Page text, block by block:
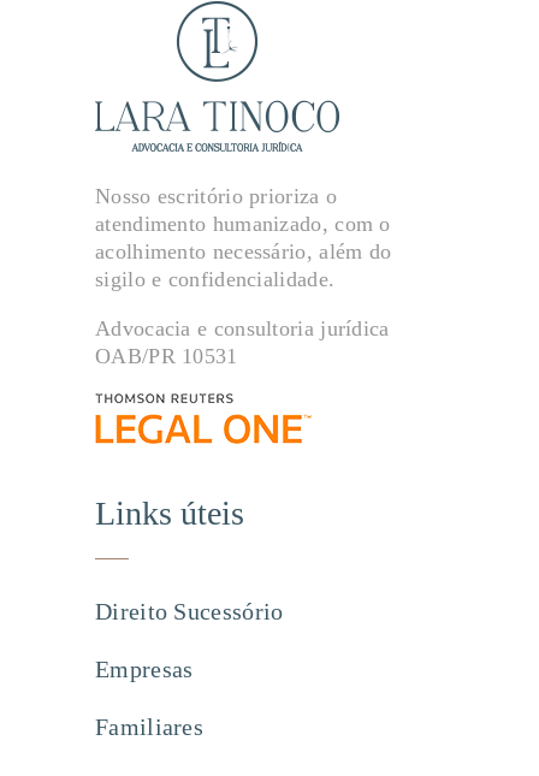
Nosso escritório prioriza o
atendimento humanizado, com o
acolhimento necessário, além do
sigilo e confidencialidade.
Advocacia e consultoria jurídica
OAB/PR 10531
Links úteis
Direito Sucessório
Empresas
Familiares